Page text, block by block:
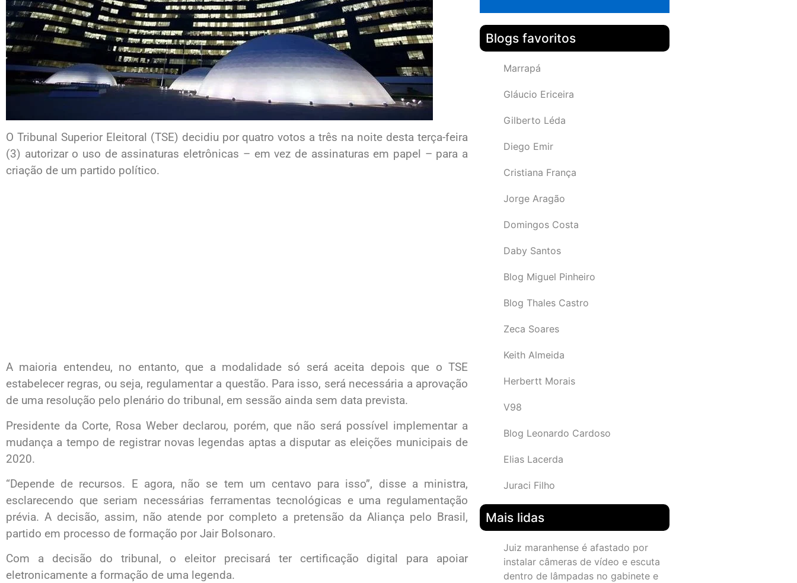
O Tribunal Superior Eleitoral (TSE) decidiu por quatro votos a três na noite desta terça-feira
(3) autorizar o uso de assinaturas eletrônicas – em vez de assinaturas em papel – para a
criação de um partido político.
A maioria entendeu, no entanto, que a modalidade só será aceita depois que o TSE
estabelecer regras, ou seja, regulamentar a questão. Para isso, será necessária a aprovação
de uma resolução pelo plenário do tribunal, em sessão ainda sem data prevista.
Presidente da Corte, Rosa Weber declarou, porém, que não será possível implementar a
mudança a tempo de registrar novas legendas aptas a disputar as eleições municipais de
2020.
“Depende de recursos. E agora, não se tem um centavo para isso”, disse a ministra,
esclarecendo que seriam necessárias ferramentas tecnológicas e uma regulamentação
prévia. A decisão, assim, não atende por completo a pretensão da Aliança pelo Brasil,
partido em processo de formação por Jair Bolsonaro.
Com a decisão do tribunal, o eleitor precisará ter certificação digital para apoiar
eletronicamente a formação de uma legenda.
Blogs favoritos
Marrapá
Gláucio Ericeira
Gilberto Léda
Diego Emir
Cristiana França
Jorge Aragão
Domingos Costa
Daby Santos
Blog Miguel Pinheiro
Blog Thales Castro
Zeca Soares
Keith Almeida
Herbertt Morais
V98
Blog Leonardo Cardoso
Elias Lacerda
Juraci Filho
Mais lidas
Juiz maranhense é afastado por
instalar câmeras de vídeo e escuta
dentro de lâmpadas no gabinete e